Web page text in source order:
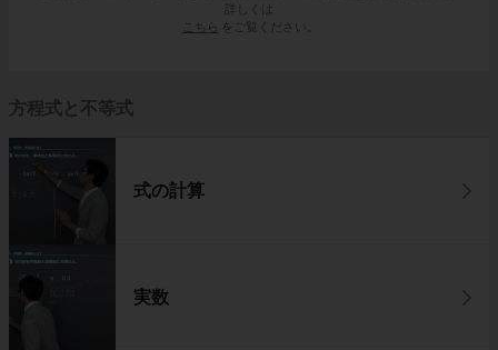
詳しくは
こちら
をご覧ください。
方程式と不等式
式の計算
実数